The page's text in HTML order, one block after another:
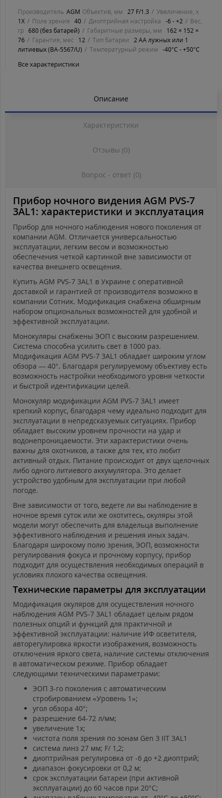
Производитель AGM Объектив, мм 27 F/1.3
Увеличение, х
1Х
Поле зрения 40 Диоптрийная настройка -6 - +2
Вес,
гр 680 (без батарей) Габаритные размеры, мм
162 × 152 ×
76
Гарантия, мес 12 Тип батареи 2 AA лужных или 1
литиевых (BA-5567/U)
Температурный режим -40°C - +50°C
Все характеристики
Описание
Характеристики
Отзывы (0)
Вопрос - ответ (0)
Прибор ночного видения AGM PVS-7
3AL1: характеристики и эксплуатация
Прибор для ночного наблюдения нового поколения от
компании AGM. Отличается универсальностью
эксплуатации, легким весом и возможностью
обеспечения четкой картинкой вне зависимости от
качества внешнего освещения.
Купить AGM PVS-7 3AL1 в Украине с оперативной
доставкой и гарантией от производителя возможно в
компании Сотник. Модификация снабжена обширным
набором опциональных возможностей для удобной и
эффективной эксплуатации.
Монокуляры снабжены ЭОП с высоким разрешением.
Система способна усилить свет в 1000 раз.
Модификация AGM PVS-7 3AL1 обладает широким углом
обзора — 40°. Благодаря регулируемому объективу есть
возможность настройки необходимого уровня четкости
и быстрой идентификации целей.
Монокуляр модификации AGM PVS-7 3AL1 имеет
крепкий корпус, благодаря чему идеально подходит для
эксплуатации в непредсказуемых ситуациях. Прибор
обладает высоким уровнем прочности на удар и
водонепроницаемости. Эти характеристики очень
важны для охотников, а также для тех, кто любит
активный отдых. Питание происходит от двух щелочных
либо одного литиевого аккумулятора. Это делает
устройство удобным для эксплуатации при любой
погоде.
Вне зависимости от того, ведете ли вы наблюдение в
ночное время суток или же охотитесь, окуляры этой
модели могут обеспечить для владельца выполнение
эффективного наблюдения и решения иных задач.
Благодаря широкому полю зрения, ЭОП, возможности
регулирования фокуса и прочному корпусу, прибор
подходит для осуществления необходимых операций в
условиях плохого качества освещения.
Технические параметры для эксплуатации
Модификация окуляров для осуществления ночного
наблюдения AGM PVS-7 3AL1 обладает целым рядом
полезных опций и функций для практичной и
эффективной эксплуатации: наличие ИФ осветителя,
авторегулировка яркости изображения, возможность
отключения яркого света, наличие системы отключения
в автоматическом режиме. Прибор обладает
следующими техническими параметрами:
ЭОП 3-го поколения с автоматическим
стробированием «Уровень 1»;
угол обзора 40°;
разрешение 64-72 л/мм;
увеличение 1x;
чистота поля зрения по зонам Gen 3 IIT 3AL1
система линз 27 мм; F/ 1,2;
диоптрийная регулировка от -6 до +2 диоптрий;
диапазон фокусировки от 0,2 м;
срок эксплуатации батареи (при активной
эксплуатации) до 60 часов при 20°C;